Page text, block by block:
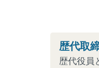
歴代取
歴代役員